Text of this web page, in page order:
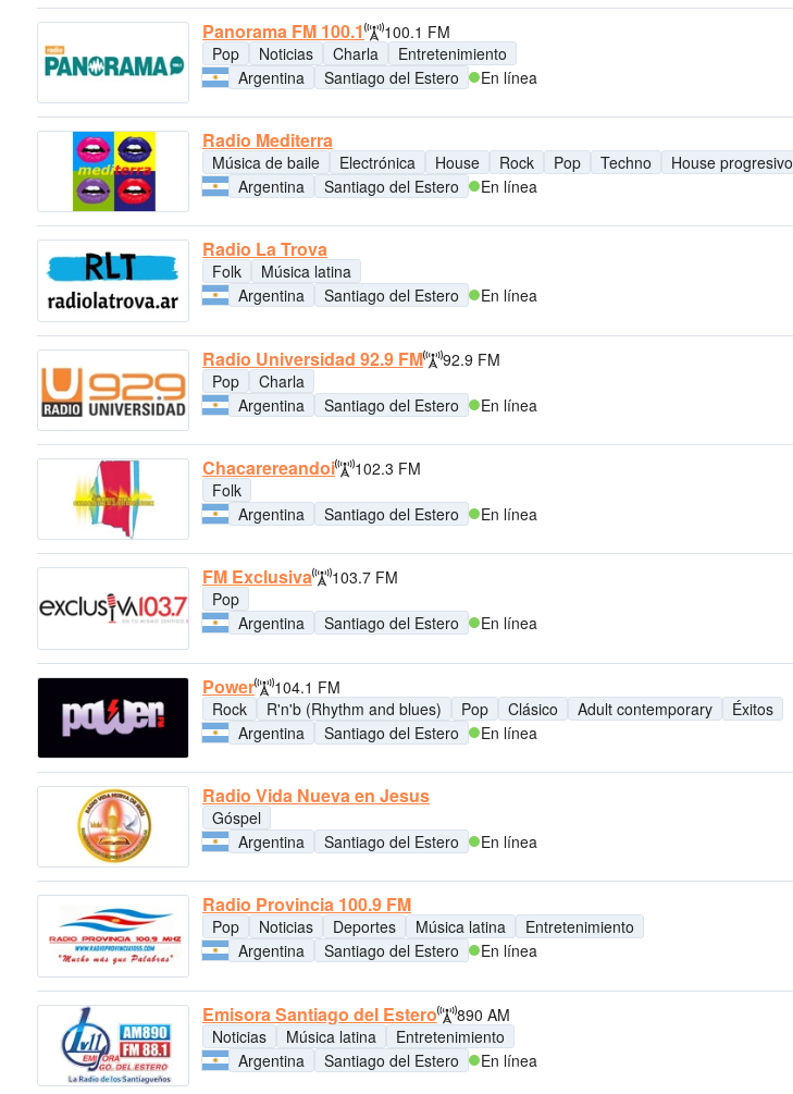
Panorama FM 100.1
100.1 FM
Pop
Noticias Charla
Entretenimiento
Argentina
Santiago del Estero En línea
Radio Mediterra
Música de baile Electrónica House Rock Pop Techno House progresivo
Argentina
Santiago del Estero En línea
Radio La Trova
Folk
Música latina
Argentina
Santiago del Estero En línea
Radio Universidad 92.9 FM
92.9 FM
Pop
Charla
Argentina
Santiago del Estero En línea
Chacarereandoi
102.3 FM
Folk
Argentina
Santiago del Estero En línea
FM Exclusiva
103.7 FM
Pop
Argentina
Santiago del Estero En línea
Power
104.1 FM
Rock
R'n'b (Rhythm and blues) Pop Clásico Adult contemporary
Éxitos
Argentina
Santiago del Estero En línea
Radio Vida Nueva en Jesus
Góspel
Argentina
Santiago del Estero En línea
Radio Provincia 100.9 FM
Pop Noticias Deportes Música latina
Entretenimiento
Argentina
Santiago del Estero En línea
Emisora Santiago del Estero
890 AM
Noticias
Música latina
Entretenimiento
Argentina
Santiago del Estero En línea